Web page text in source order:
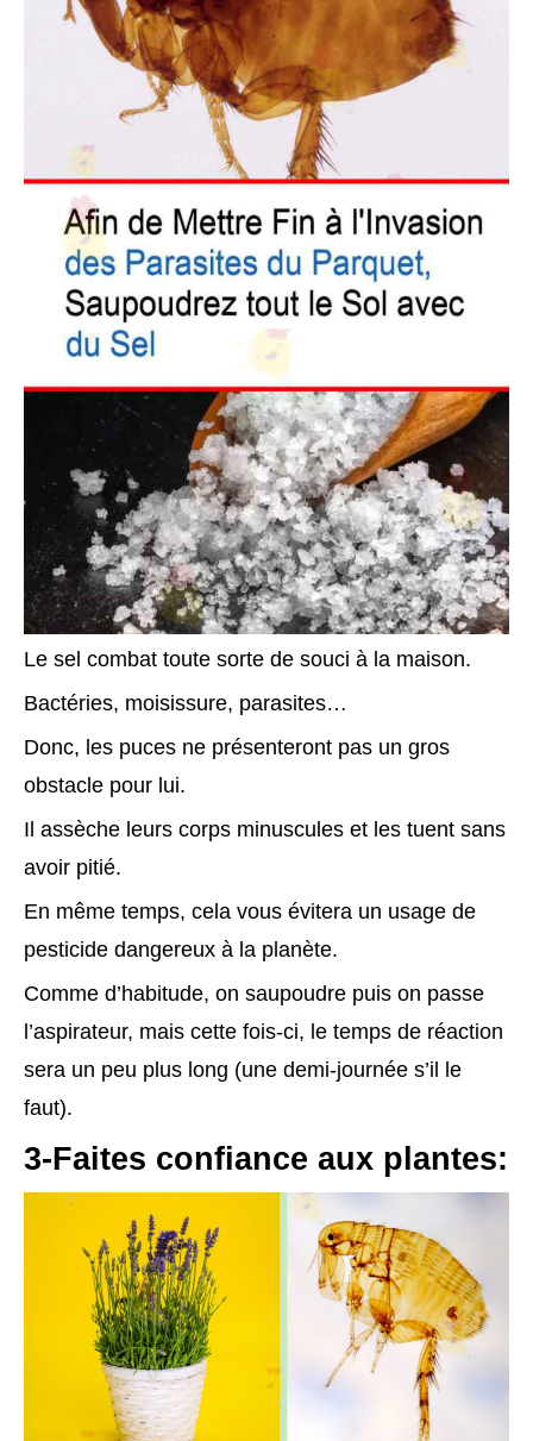
Le sel combat toute sorte de souci à la maison.
Bactéries, moisissure, parasites…
Donc, les puces ne présenteront pas un gros
obstacle pour lui.
Il assèche leurs corps minuscules et les tuent sans
avoir pitié.
En même temps, cela vous évitera un usage de
pesticide dangereux à la planète.
Comme d’habitude, on saupoudre puis on passe
l’aspirateur, mais cette fois-ci, le temps de réaction
sera un peu plus long (une demi-journée s’il le
faut).
3-Faites confiance aux plantes: